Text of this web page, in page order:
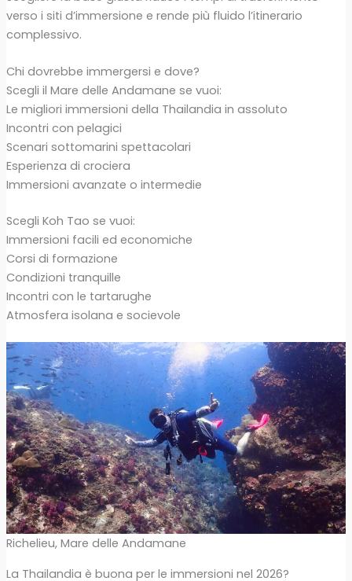
verso i siti d’immersione e rende più fluido l’itinerario
complessivo.
Chi dovrebbe immergersi e dove?
Scegli il Mare delle Andamane se vuoi:
Le migliori immersioni della Thailandia in assoluto
Incontri con pelagici
Scenari sottomarini spettacolari
Esperienza di crociera
Immersioni avanzate o intermedie
Scegli Koh Tao se vuoi:
Immersioni facili ed economiche
Corsi di formazione
Condizioni tranquille
Incontri con le tartarughe
Atmosfera isolana e socievole
Richelieu, Mare delle Andamane
La Thailandia è buona per le immersioni nel 2026?